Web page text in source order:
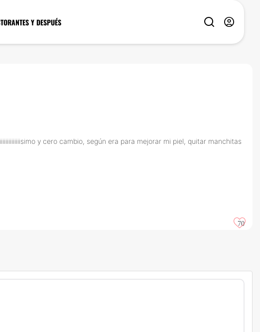
ANTES Y DESPUÉS
y cero cambio, según era para mejorar mi piel, quitar manchitas
70